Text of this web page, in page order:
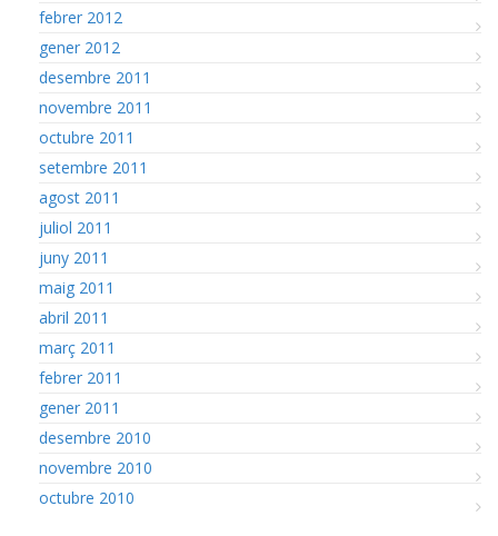
febrer 2012
gener 2012
desembre 2011
novembre 2011
octubre 2011
setembre 2011
agost 2011
juliol 2011
juny 2011
maig 2011
abril 2011
març 2011
febrer 2011
gener 2011
desembre 2010
novembre 2010
octubre 2010